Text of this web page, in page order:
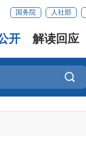
国务院 人社部
开 解读回应
